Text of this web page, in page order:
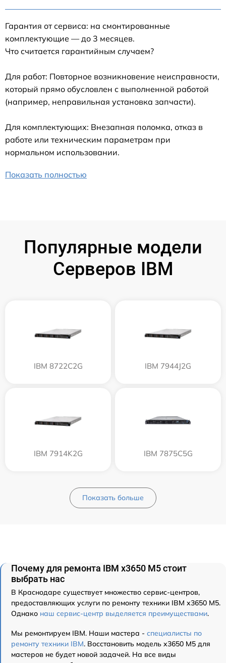
Гарантия от сервиса: на смонтированные
комплектующие — до 3 месяцев.
Что считается гарантийным случаем?
Для работ: Повторное возникновение неисправности,
который прямо обусловлен с выполненной работой
(например, неправильная установка запчасти).
Для комплектующих: Внезапная поломка, отказ в
работе или техническим параметрам при
нормальном использовании.
Показать полностью
Популярные модели
Серверов IBM
IBM 8722C2G IBM 7944J2G
IBM 7914K2G IBM 7875C5G
Показать больше
Почему для ремонта IBM x3650 M5 стоит
выбрать нас
В Краснодаре существует множество сервис-центров,
предоставляющих услуги по ремонту техники IBM x3650 M5.
Однако наш сервис-центр выделяется преимуществами.
Мы ремонтируем IBM. Наши мастера - специалисты по
ремонту техники IBM. Восстановить модель x3650 M5 для
мастеров не будет новой задачей. На все виды